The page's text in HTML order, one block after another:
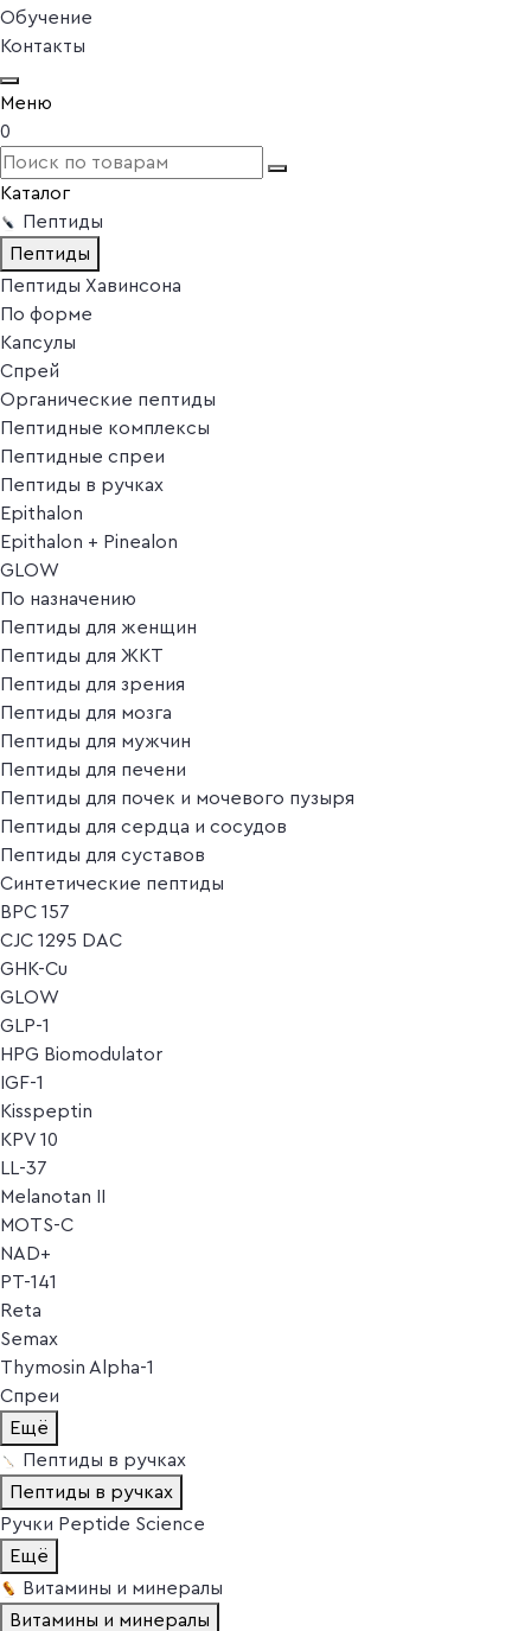
Обучение
Контакты
Меню
0
Каталог
Пептиды
Пептиды
Пептиды Хавинсона
По форме
Капсулы
Спрей
Органические пептиды
Пептидные комплексы
Пептидные спреи
Пептиды в ручках
Epithalon
Epithalon + Pinealon
GLOW
По назначению
Пептиды для женщин
Пептиды для ЖКТ
Пептиды для зрения
Пептиды для мозга
Пептиды для мужчин
Пептиды для печени
Пептиды для почек и мочевого пузыря
Пептиды для сердца и сосудов
Пептиды для суставов
Синтетические пептиды
BPC 157
CJC 1295 DAC
GHK-Cu
GLOW
GLP-1
HPG Biomodulator
IGF-1
Kisspeptin
KPV 10
LL-37
Melanotan II
MOTS-C
NAD+
PT-141
Reta
Semax
Thymosin Alpha-1
Спреи
Ещё
Пептиды в ручках
Пептиды в ручках
Ручки Peptide Science
Ещё
Витамины и минералы
Витамины и минералы